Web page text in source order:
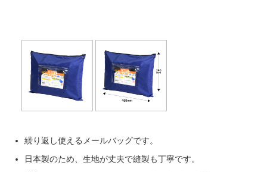
繰り返し使えるメールバッグです。
日本製のため、生地が丈夫で縫製も丁寧です。